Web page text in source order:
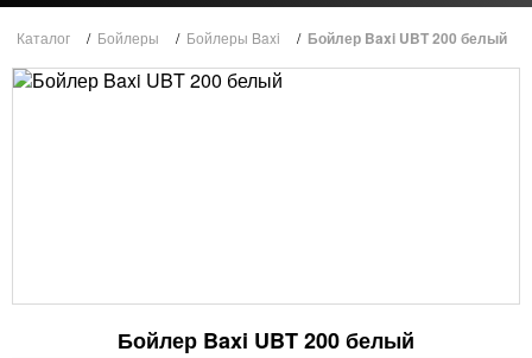
Каталог / Бойлеры / Бойлеры Baxi / Бойлер Baxi UBT 200 белый
Бойлер Baxi UBT 200 белый